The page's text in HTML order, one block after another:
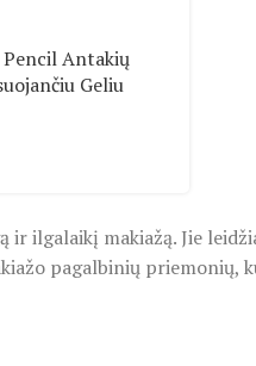
Pencil Antakių
Geliu
ilgalaikį makiažą. Jie
pagalbinių priemonių,